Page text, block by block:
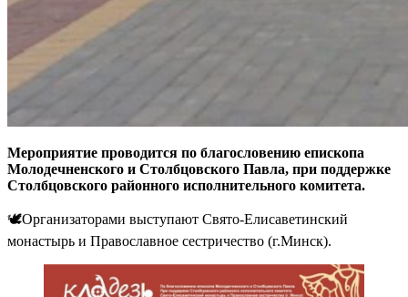
Мероприятие проводится по благословению епископа
Молодечненского и Столбцовского Павла, при поддержке
Столбцовского районного исполнительного комитета.
🕊️Организаторами выступают Свято-Елисаветинский
монастырь и Православное сестричество (г.Минск).